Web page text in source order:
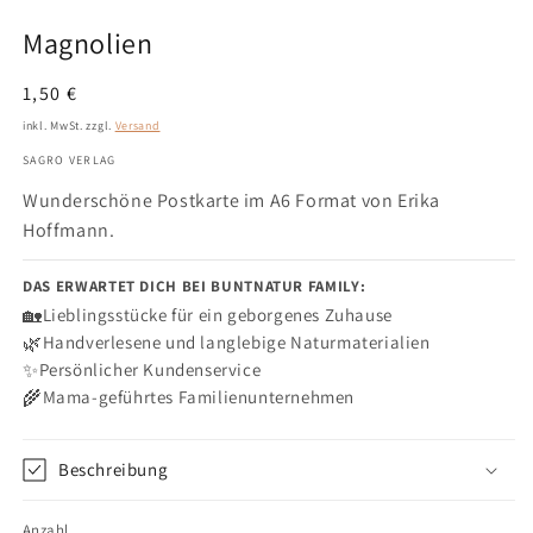
Modal
öffnen
Magnolien
Normaler
Preis
1,50 €
inkl. MwSt. zzgl. Versand
SAGRO VERLAG
Wunderschöne Postkarte im A6 Format von Erika
Hoffmann.
DAS ERWARTET DICH BEI BUNTNATUR FAMILY:
🏡Lieblingsstücke für ein geborgenes Zuhause
🌿Handverlesene und langlebige Naturmaterialien
✨Persönlicher Kundenservice
🌾Mama-geführtes Familienunternehmen
Beschreibung